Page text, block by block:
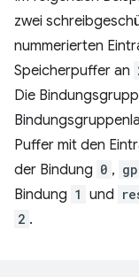
zwei
nummerierten
Speicherpuffer an
Die
Puffer mit den
der Bindung 0 ,
Bindung 1 und
2 .